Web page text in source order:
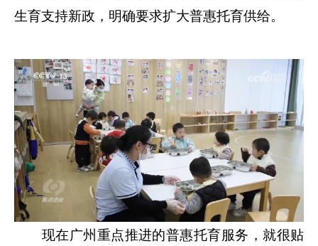
生育支持新政，明确要求扩大普惠托育供给。
现在广州重点推进的普惠托育服务，就很贴